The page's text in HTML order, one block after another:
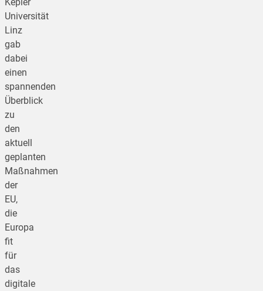
Universität
Linz
gab
dabei
einen
spannenden
Überblick
zu
den
aktuell
geplanten
Maßnahmen
der
EU,
die
Europa
fit
für
das
digitale